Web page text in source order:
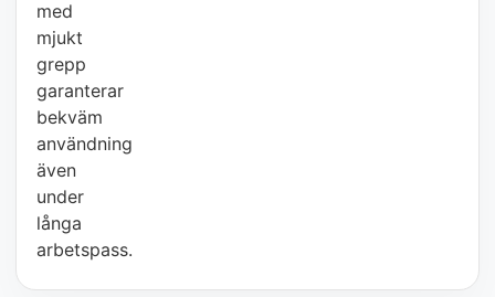
med
mjukt
grepp
garanterar
bekväm
användning
även
under
långa
arbetspass.